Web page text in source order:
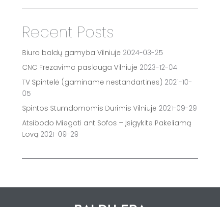
Recent Posts
Biuro baldų gamyba Vilniuje 2024-03-25
CNC Frezavimo paslauga Vilniuje 2023-12-04
TV Spintelė (gaminame nestandartines) 2021-10-
05
Spintos Stumdomomis Durimis Vilniuje 2021-09-29
Atsibodo Miegoti ant Sofos – Įsigykite Pakeliamą
Lovą 2021-09-29